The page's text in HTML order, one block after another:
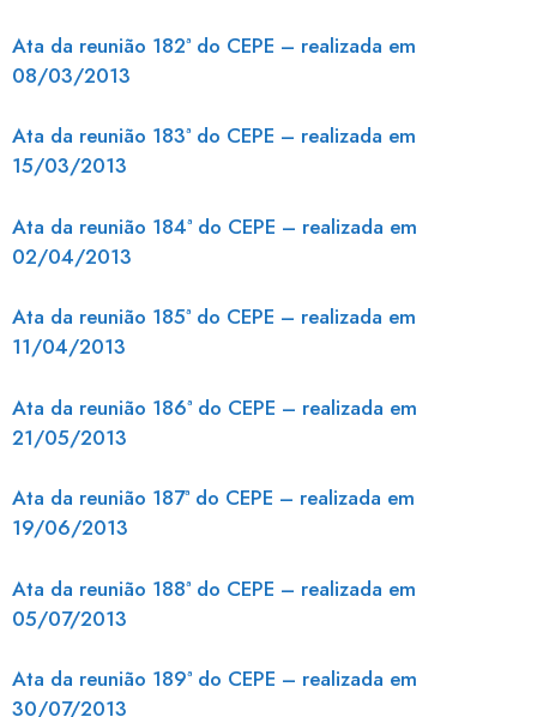
Ata da reunião 182ª do CEPE – realizada em
08/03/2013
Ata da reunião 183ª do CEPE – realizada em
15/03/2013
Ata da reunião 184ª do CEPE – realizada em
02/04/2013
Ata da reunião 185ª do CEPE – realizada em
11/04/2013
Ata da reunião 186ª do CEPE – realizada em
21/05/2013
Ata da reunião 187ª do CEPE – realizada em
19/06/2013
Ata da reunião 188ª do CEPE – realizada em
05/07/2013
Ata da reunião 189ª do CEPE – realizada em
30/07/2013